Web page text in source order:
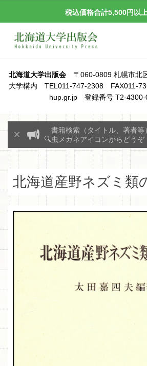
税込価格合計5,500円以
北海道大学出版会〒060-0809 札幌市北
大学構内 TEL011-747-2308 FAX011-
hup.gr.jp 登録番号 T2-4300-
書籍検索（タイトル、著者等
🔍虫メガネアイコンからどうぞ
北海道産野ネズミ類